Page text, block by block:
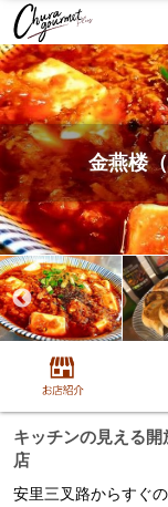
金燕楼
キッチンの見える
店
安里三叉路からすぐ